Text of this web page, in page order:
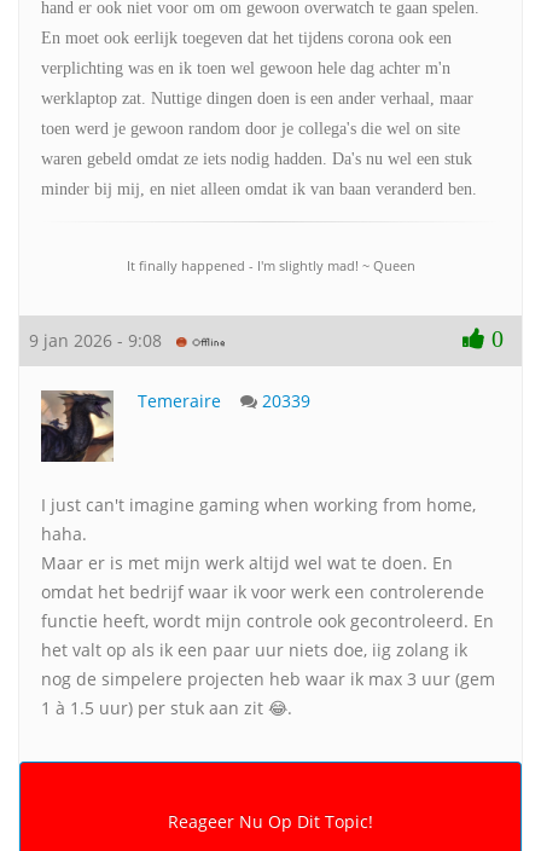
hand er ook niet voor om om gewoon overwatch te gaan spelen.
En moet ook eerlijk toegeven dat het tijdens corona ook een
verplichting was en ik toen wel gewoon hele dag achter m'n
werklaptop zat. Nuttige dingen doen is een ander verhaal, maar
toen werd je gewoon random door je collega's die wel on site
waren gebeld omdat ze iets nodig hadden. Da's nu wel een stuk
minder bij mij, en niet alleen omdat ik van baan veranderd ben.
It finally happened - I'm slightly mad! ~ Queen
9 jan 2026 - 9:08 0
Temeraire 20339
I just can't imagine gaming when working from home,
haha.
Maar er is met mijn werk altijd wel wat te doen. En
omdat het bedrijf waar ik voor werk een controlerende
functie heeft, wordt mijn controle ook gecontroleerd. En
het valt op als ik een paar uur niets doe, iig zolang ik
nog de simpelere projecten heb waar ik max 3 uur (gem
1 à 1.5 uur) per stuk aan zit 😂.